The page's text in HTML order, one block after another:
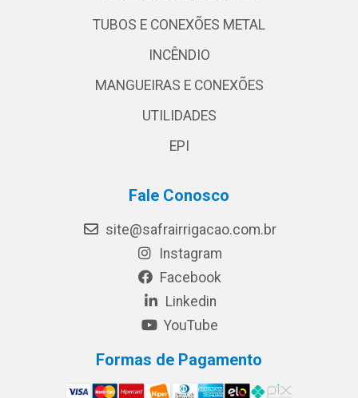
TUBOS E CONEXÕES METAL
INCÊNDIO
MANGUEIRAS E CONEXÕES
UTILIDADES
EPI
Fale Conosco
site@safrairrigacao.com.br
Instagram
Facebook
Linkedin
YouTube
Formas de Pagamento